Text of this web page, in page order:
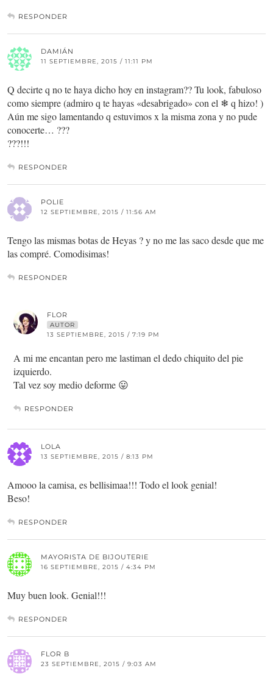
RESPONDER
DAMIÁN
11 SEPTIEMBRE, 2015 / 11:11 PM
Q decirte q no te haya dicho hoy en instagram?? Tu look, fabuloso
como siempre (admiro q te hayas «desabrigado» con el ❄ q hizo! )
Aún me sigo lamentando q estuvimos x la misma zona y no pude
conocerte… ???
???!!!
RESPONDER
POLIE
12 SEPTIEMBRE, 2015 / 11:56 AM
Tengo las mismas botas de Heyas ? y no me las saco desde que me
las compré. Comodisimas!
RESPONDER
FLOR
AUTOR
13 SEPTIEMBRE, 2015 / 7:19 PM
A mi me encantan pero me lastiman el dedo chiquito del pie
izquierdo.
Tal vez soy medio deforme 😛
RESPONDER
LOLA
13 SEPTIEMBRE, 2015 / 8:13 PM
Amooo la camisa, es bellisimaa!!! Todo el look genial!
Beso!
RESPONDER
MAYORISTA DE BIJOUTERIE
16 SEPTIEMBRE, 2015 / 4:34 PM
Muy buen look. Genial!!!
RESPONDER
FLOR B
23 SEPTIEMBRE, 2015 / 9:03 AM